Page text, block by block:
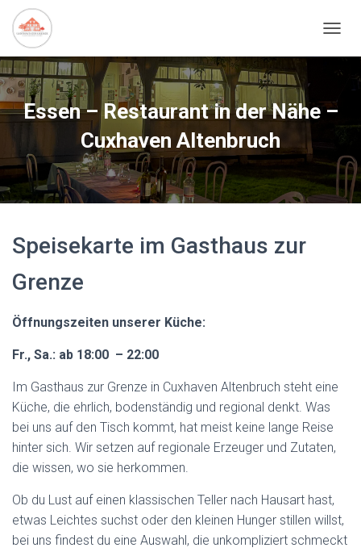
Essen – Restaurant in der Nähe –
Cuxhaven Altenbruch
Speisekarte im Gasthaus zur
Grenze
Öffnungszeiten unserer Küche:
Fr., Sa.: ab 18:00 – 22:00
Im Gasthaus zur Grenze in Cuxhaven Altenbruch steht eine
Küche, die ehrlich, bodenständig und regional denkt. Was
bei uns auf den Tisch kommt, hat meist keine lange Reise
hinter sich. Wir setzen auf regionale Erzeuger und Zutaten,
die wissen, wo sie herkommen.
Ob du Lust auf einen klassischen Teller nach Hausart hast,
etwas Leichtes suchst oder den kleinen Hunger stillen willst,
bei uns findest du eine Auswahl, die unkompliziert schmeckt